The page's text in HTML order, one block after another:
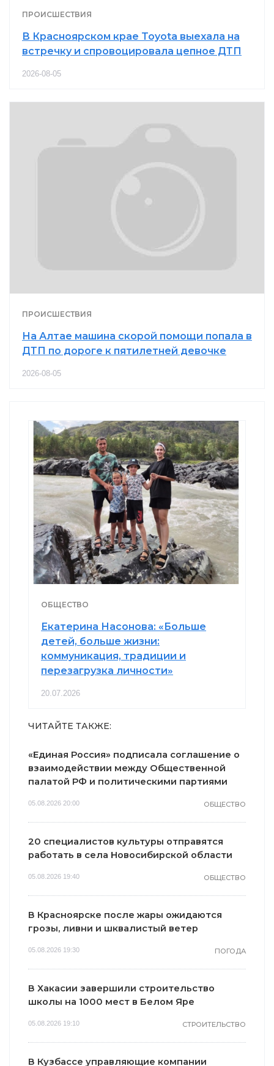
ПРОИСШЕСТВИЯ
В Красноярском крае Toyota выехала на
встречку и спровоцировала цепное ДТП
2026-08-05
ПРОИСШЕСТВИЯ
На Алтае машина скорой помощи попала в
ДТП по дороге к пятилетней девочке
2026-08-05
ОБЩЕСТВО
Екатерина Насонова: «Больше
детей, больше жизни:
коммуникация, традиции и
перезагрузка личности»
20.07.2026
ЧИТАЙТЕ ТАКЖЕ:
«Единая Россия» подписала соглашение о
взаимодействии между Общественной
палатой РФ и политическими партиями
05.08.2026 20:00 ОБЩЕСТВО
20 специалистов культуры отправятся
работать в села Новосибирской области
05.08.2026 19:40 ОБЩЕСТВО
В Красноярске после жары ожидаются
грозы, ливни и шквалистый ветер
05.08.2026 19:30 ПОГОДА
В Хакасии завершили строительство
школы на 1000 мест в Белом Яре
05.08.2026 19:10 СТРОИТЕЛЬСТВО
В Кузбассе управляющие компании